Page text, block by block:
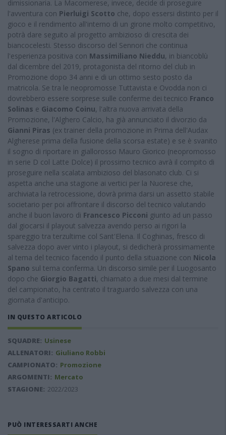
dimissionaria. La Macomerese, invece, decide di proseguire
l'avventura con Pierluigi Scotto che, dopo essersi distinto per il
gioco e il rendimento all'interno di un girone molto competitivo,
potrà dare seguito al progetto ambizioso di crescita dei
biancocelesti. Stesso discorso del Sennori che continua
l'esperienza positiva con Massimiliano Nieddu, in biancoblù
dal dicembre del 2019, protagonista del ritorno del club in
Promozione dopo 34 anni e di un ottimo sesto posto da
matricola. Se tra le neopromosse Tuttavista e Ovodda non ci
dovrebbero essere sorprese sulle conferme dei tecnico Franco
Solinas e Giacomo Coinu, l'altra nuova arrivata della
Promozione, l'Alghero Calcio, ha già annunciato il divorzio da
Gianni Piras (ex trainer della promozione in Prima dell'Audax
Algherese prima della fusione della scorsa estate) e se è svanito
il sogno di riportare in giallorosso Mauro Giorico (neopromosso
in serie D col Latte Dolce) il prossimo tecnico avrà il compito di
proseguire nella scalata ambizioso del blasonato club. Ci si
aspetta anche una stagione ai vertici per la Nuorese che,
archiviata la retrocessione, dovrà prima darsi un assetto stabile
societario per poi affrontare il discorso del tecnico valutando
anche il buon lavoro di Francesco Picconi giunto ad un passo
dal giocarsi il playout salvezza avendo perso ai rigori la
spareggio tra terzultime col Sant'Elena. Il Coghinas, fresco di
salvezza dopo aver vinto i playout, si dedicherà prossimamente
al tema del tecnico facendo il punto della situazione con Nicola
Spano sul tema conferma. Un discorso simile per il Luogosanto
dopo che Giorgio Bagatti, chiamato a due mesi dal termine
del campionato, ha centrato il traguardo salvezza con una
giornata d'anticipo.
IN QUESTO ARTICOLO
SQUADRE: Usinese
ALLENATORI: Giuliano Robbi
CAMPIONATO: Promozione
ARGOMENTI: Mercato
STAGIONE: 2022/2023
PUÒ INTERESSARTI ANCHE